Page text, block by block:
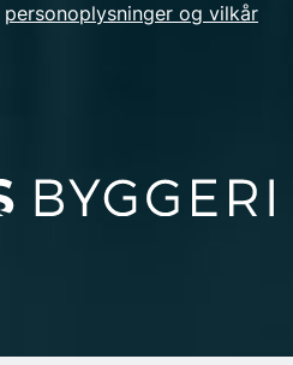
personoplysninger og vilkår